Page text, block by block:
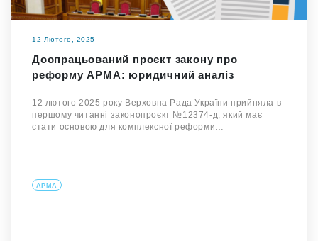
12 Лютого, 2025
Доопрацьований проєкт закону про
реформу АРМА: юридичний аналіз
12 лютого 2025 року Верховна Рада України прийняла в
першому читанні законопроєкт №12374-д, який має
стати основою для комплексної реформи…
АРМА